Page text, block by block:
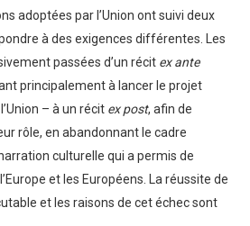
adoptées par l’Union ont suivi deux
à des exigences différentes. Les
passées d’un récit ex ante
principalement à lancer le projet
– à un récit ex post, afin de
rôle, en abandonnant le cadre
culturelle qui a permis de
et les Européens. La réussite de
et les raisons de cet échec sont